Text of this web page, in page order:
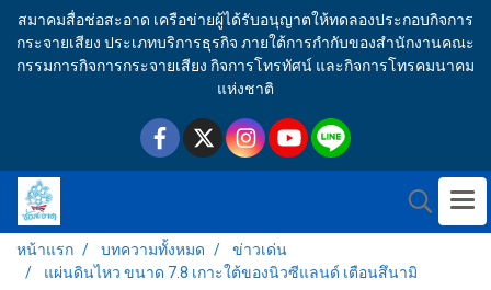
สมาคมสื่อช่อสะอาด เครือข่ายผู้ได้รับอนุญาตให้ทดลองประกอบกิจการ
กระจายเสียง ประเภทบริการธุรกิจ ภายใต้การกำกับของสำนักงานคณะ
กรรมการกิจการกระจายเสียง กิจการโทรทัศน์ และกิจการโทรคมนาคม
แห่งชาติ
หน้าแรก บทความทั้งหมด
ข่าวเด่น
แผ่นดินไหว ขนาด 7.8 เกาะใต้ของนิวซีแลนด์ เตือนสึนามิ